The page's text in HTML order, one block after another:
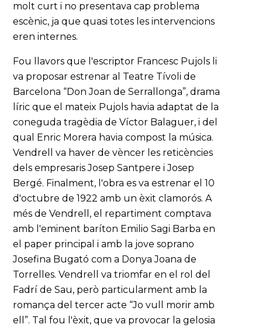
molt curt i no presentava cap problema
escènic, ja que quasi totes les intervencions
eren internes.
Fou llavors que l'escriptor Francesc Pujols li
va proposar estrenar al Teatre Tívoli de
Barcelona “Don Joan de Serrallonga”, drama
líric que el mateix Pujols havia adaptat de la
coneguda tragèdia de Víctor Balaguer, i del
qual Enric Morera havia compost la música.
Vendrell va haver de vèncer les reticències
dels empresaris Josep Santpere i Josep
Bergé. Finalment, l'obra es va estrenar el 10
d'octubre de 1922 amb un èxit clamorós. A
més de Vendrell, el repartiment comptava
amb l'eminent baríton Emilio Sagi Barba en
el paper principal i amb la jove soprano
Josefina Bugató com a Donya Joana de
Torrelles. Vendrell va triomfar en el rol del
Fadrí de Sau, però particularment amb la
romança del tercer acte “Jo vull morir amb
ell”. Tal fou l'èxit, que va provocar la gelosia